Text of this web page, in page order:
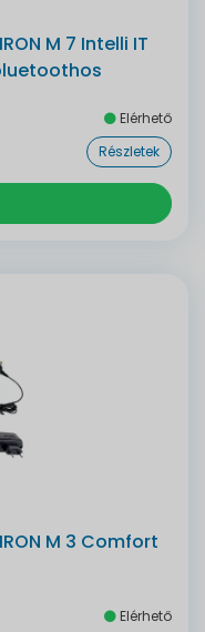
M 7 Intelli IT
Elérhető
Részletek
M 3 Comfort
Elérhető